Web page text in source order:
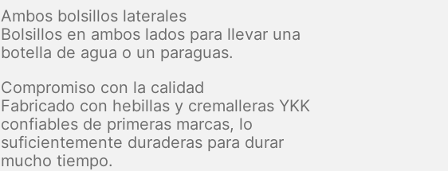
Ambos bolsillos laterales
Bolsillos en ambos lados para llevar una
botella de agua o un paraguas.
Compromiso con la calidad
Fabricado con hebillas y cremalleras YKK
confiables de primeras marcas, lo
suficientemente duraderas para durar
mucho tiempo.